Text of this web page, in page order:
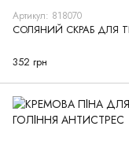
Артикул: 818070
СОЛЯНИЙ СКРАБ ДЛЯ
352 грн